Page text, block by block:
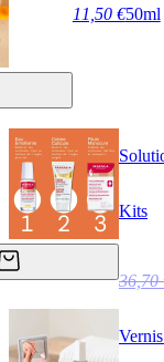
11,50 €50ml
Kits
36,70